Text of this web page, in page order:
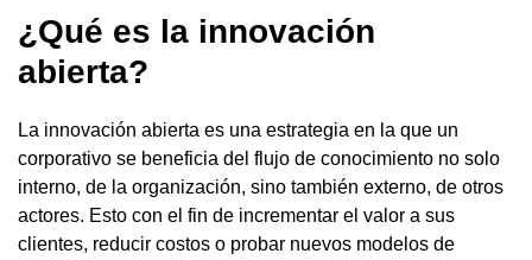
¿Qué es la innovación
abierta?
La innovación abierta es una estrategia en la que un
corporativo se beneficia del flujo de conocimiento no solo
interno, de la organización, sino también externo, de otros
actores. Esto con el fin de incrementar el valor a sus
clientes, reducir costos o probar nuevos modelos de